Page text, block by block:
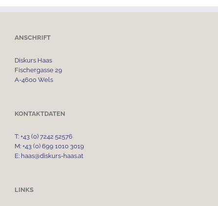
ANSCHRIFT
Diskurs Haas
Fischergasse 29
A-4600 Wels
KONTAKTDATEN
T: +43 (0) 7242 52576
M: +43 (0) 699 1010 3019
E: haas@diskurs-haas.at
LINKS